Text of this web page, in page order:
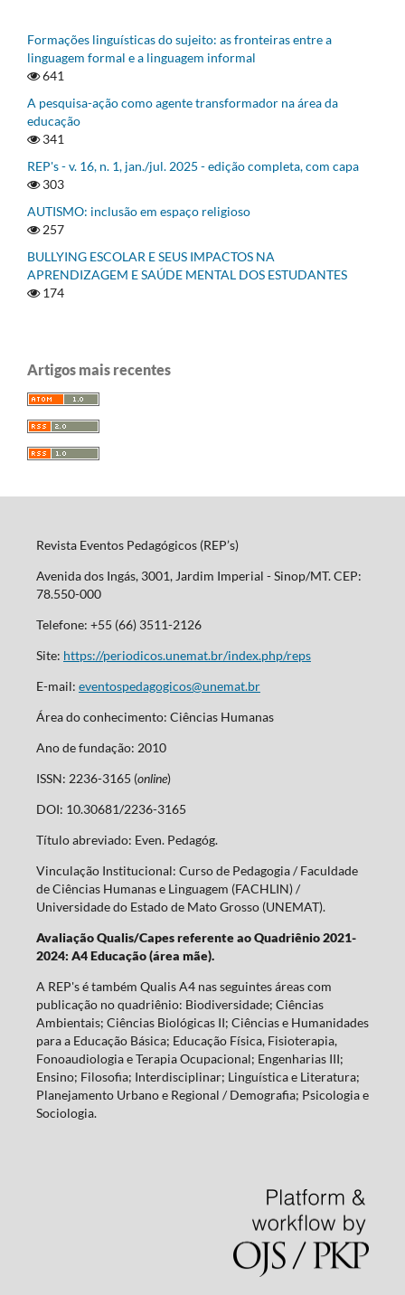
Formações linguísticas do sujeito: as fronteiras entre a
linguagem formal e a linguagem informal
641
A pesquisa-ação como agente transformador na área da
educação
341
REP's - v. 16, n. 1, jan./jul. 2025 - edição completa, com capa
303
AUTISMO: inclusão em espaço religioso
257
BULLYING ESCOLAR E SEUS IMPACTOS NA
APRENDIZAGEM E SAÚDE MENTAL DOS ESTUDANTES
174
Artigos mais recentes
Revista Eventos Pedagógicos (REP’s)
Avenida dos Ingás, 3001, Jardim Imperial - Sinop/MT. CEP:
78.550-000
Telefone: +55 (66) 3511-2126
Site: https://periodicos.unemat.br/index.php/reps
E-mail: eventospedagogicos@unemat.br
Área do conhecimento: Ciências Humanas
Ano de fundação: 2010
ISSN: 2236-3165 (online)
DOI: 10.30681/2236-3165
Título abreviado: Even. Pedagóg.
Vinculação Institucional: Curso de Pedagogia / Faculdade
de Ciências Humanas e Linguagem (FACHLIN) /
Universidade do Estado de Mato Grosso (UNEMAT).
Avaliação Qualis/Capes referente ao Quadriênio 2021-
2024: A4 Educação (área mãe).
A REP's é também Qualis A4 nas seguintes áreas com
publicação no quadriênio: Biodiversidade; Ciências
Ambientais; Ciências Biológicas II; Ciências e Humanidades
para a Educação Básica; Educação Física, Fisioterapia,
Fonoaudiologia e Terapia Ocupacional; Engenharias III;
Ensino; Filosofia; Interdisciplinar; Linguística e Literatura;
Planejamento Urbano e Regional / Demografia; Psicologia e
Sociologia.